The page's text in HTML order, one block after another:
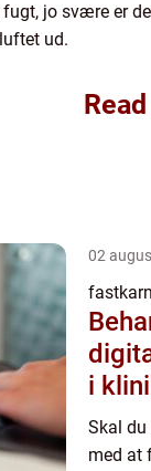
jo svære er
ud.
02
i
Skal du
med at